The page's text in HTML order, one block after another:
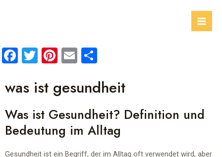
F
ce
o
o
k
T
tt
Pi
er
t
E
ail e
was ist gesundheit
Was ist Gesundheit? Definition und
Bedeutung im Alltag
Gesundheit ist ein Begriff, der im Alltag oft verwendet wird, aber